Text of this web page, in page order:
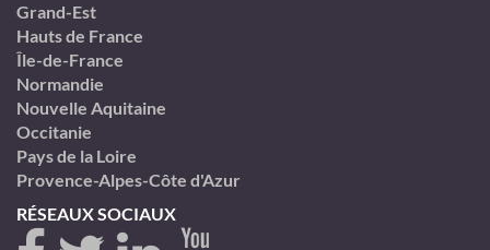
Grand-Est
Hauts de France
Île-de-France
Normandie
Nouvelle Aquitaine
Occitanie
Pays de la Loire
Provence-Alpes-Côte d'Azur
RÉSEAUX SOCIAUX